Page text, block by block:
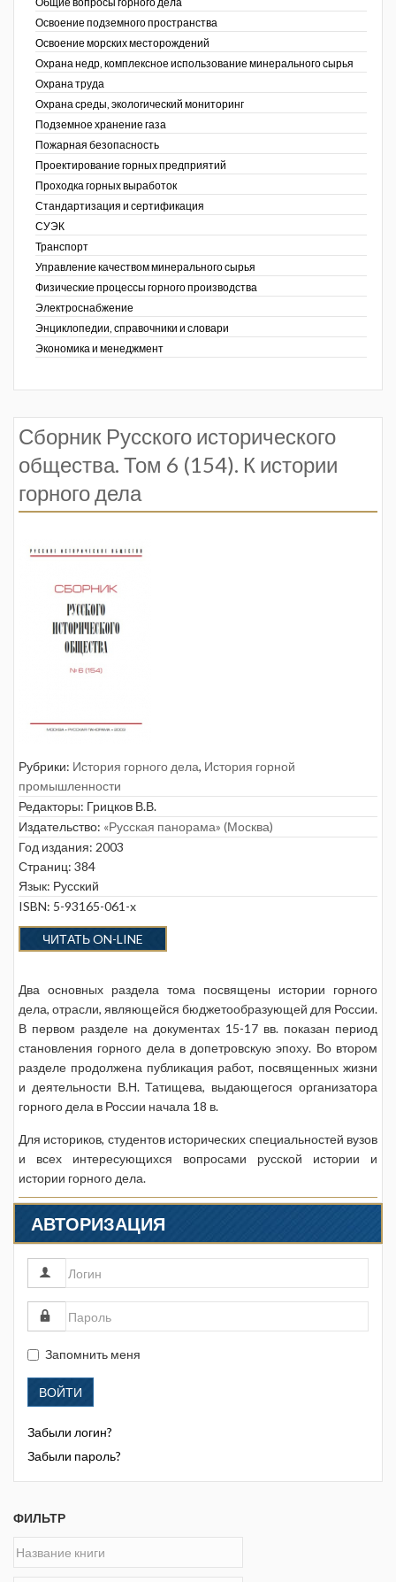
Освоение подземного пространства
Освоение морских месторождений
Охрана недр, комплексное использование минерального сырья
Охрана труда
Охрана среды, экологический мониторинг
Подземное хранение газа
Пожарная безопасность
Проектирование горных предприятий
Проходка горных выработок
Стандартизация и сертификация
СУЭК
Транспорт
Управление качеством минерального сырья
Физические процессы горного производства
Электроснабжение
Энциклопедии, справочники и словари
Экономика и менеджмент
Сборник Русского исторического
общества. Том 6 (154). К истории
горного дела
Рубрики: История горного дела, История горной
промышленности
Редакторы: Грицков В.В.
Издательство: «Русская панорама» (Москва)
Год издания: 2003
Страниц: 384
Язык: Русский
ISBN: 5-93165-061-x
ЧИТАТЬ ON-LINE
Два основных раздела тома посвящены истории горного
дела, отрасли, являющейся бюджетообразующей для России.
В первом разделе на документах 15-17 вв. показан период
становления горного дела в допетровскую эпоху. Во втором
разделе продолжена публикация работ, посвященных жизни
и деятельности В.Н. Татищева, выдающегося организатора
горного дела в России начала 18 в.
Для историков, студентов исторических специальностей вузов
и всех интересующихся вопросами русской истории и
истории горного дела.
АВТОРИЗАЦИЯ
Запомнить меня
ВОЙТИ
Забыли логин?
Забыли пароль?
ФИЛЬТР